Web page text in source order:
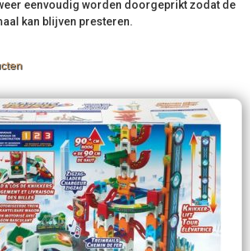
eenvoudig worden doorgeprikt zodat de
kan blijven presteren.